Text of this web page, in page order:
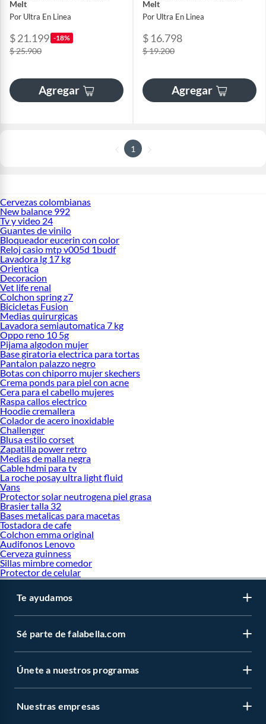
Melt
Por Ultra En Linea
$ 21.199 -18%
$ 25.900
Agregar
Melt
Por Ultra En Linea
$ 16.798
$ 19.200
Agregar
1
Cervezas colombianas
New balance 992
Tv y video 24
Guantes de vinilo
Bloqueador eucerin con color
Reloj casio mtp v005d 1budf
Lavadora lg 17 kg
Orientica
Decoracion
Vet life renal
Colchon spring z7
Bicicletas Fusion
Medias quirurgicas
Lavadora semiautomatica 7 kg
Oppo reno 10 5g
Pijama algodon mujer
Base giratoria electrica para tortas
Pantalon palazzo negro
Botas con chiporro mujer skechers
Crema ponds para piel con acne
Cera para el cabello mujeres
Raspa callos electrico
Hoodie cremallera
Colador de acero inoxidable
Challenger
Blusa estilo corset
Zapatilla power retro
Medias de malla negra
Cable hdmi para tv
La roche posay ultra light fluid
Vans
Protector solar neutrogena piel grasa
Brasier talla 32
Bases metalicas para macetas
Tostadora de cafe
Colchon emma original
Audifonos Lenovo
Cerveza guinness
Sillas mimbre comedor
Protector de celular
Te ayudamos
Sé parte de falabella.com
Únete a nuestros programas
Nuestras empresas